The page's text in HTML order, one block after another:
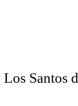
Los Santos